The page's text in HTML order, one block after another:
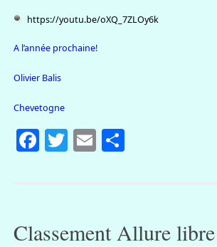
https://youtu.be/oXQ_7ZLOy6k
A l’année prochaine!
Olivier Balis
Chevetogne
Facebook
Twitter
EmailPartager
Classement Allure